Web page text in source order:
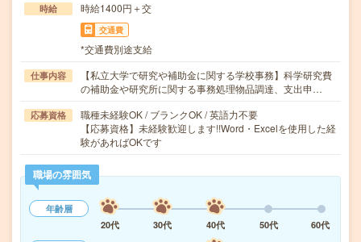
時給 時給1400円＋交
交通費
*交通費別途支給
仕事内容
【私立大学で研究や補助金に関する学校事務】科学研究費
の補助金や研究所に関する事務処理物品調達、支出申…
応募資格
職種未経験OK / ブランクOK / 英語力不要
【応募資格】未経験歓迎します!!Word・Excelを使用した経
験があればOKです
職場の雰囲気
年齢層
20代
30代 40代 50代
60代